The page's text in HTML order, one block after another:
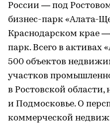
России — под
бизнес-парк «Алата-
Краснодарском крае
парк. Всего в активах
500 объектов
участков
в Ростовской
и Подмосковье. О
коммерческой